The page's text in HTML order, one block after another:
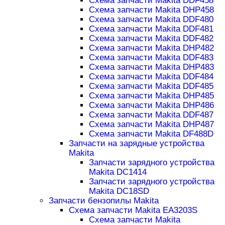
Схема запчасти Makita DHP458
Схема запчасти Makita DDF480
Схема запчасти Makita DDF481
Схема запчасти Makita DDF482
Схема запчасти Makita DHP482
Схема запчасти Makita DDF483
Схема запчасти Makita DHP483
Схема запчасти Makita DDF484
Схема запчасти Makita DDF485
Схема запчасти Makita DHP485
Схема запчасти Makita DHP486
Схема запчасти Makita DDF487
Схема запчасти Makita DHP487
Схема запчасти Makita DF488D
Запчасти на зарядные устройства
Makita
Запчасти зарядного устройства
Makita DC1414
Запчасти зарядного устройства
Makita DC18SD
Запчасти бензопилы Makita
Схема запчасти Makita EA3203S
Схема запчасти Makita